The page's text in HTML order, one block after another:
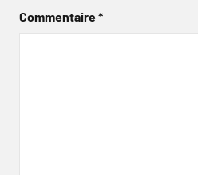
Commentaire*